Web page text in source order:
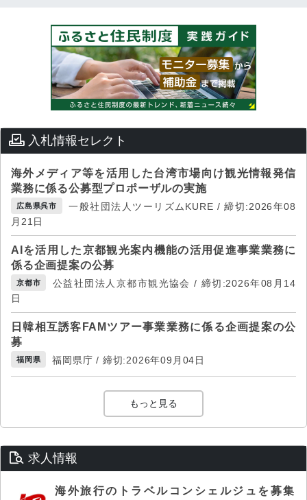
入札情報セレクト
海外メディア等を活用した台湾市場向け観光情報発信
業務に係る公募型プロポーザルの実施
広島県呉市
一般社団法人ツーリズムKURE / 締切:2026年08
月21日
AIを活用した京都観光案内機能の活用促進事業業務に
係る企画提案の公募
京都市
公益社団法人京都市観光協会 / 締切:2026年08月14
日
日韓相互誘客FAMツアー事業業務に係る企画提案の公
募
福岡県 福岡県庁 / 締切:2026年09月04日
もっと見る
求人情報
海外旅行のトラベルコンシェルジュを募集